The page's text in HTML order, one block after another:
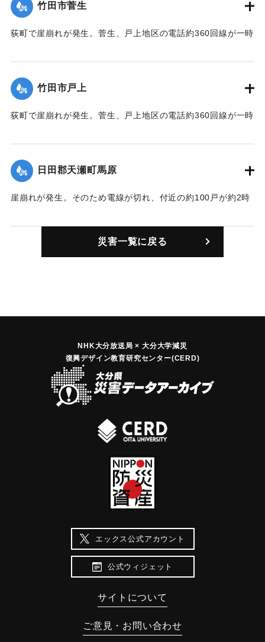
竹田市菅生
荻町で崖崩れが発生。菅生、戸上地区の電話約360回線が一時
竹田市戸上
荻町で崖崩れが発生。菅生、戸上地区の電話約360回線が一時
日田郡天瀬町馬原
崖崩れが発生。そのため電線が切れ、付近の約100戸が約2時
災害一覧に戻る
NHK大分放送局 × 大分大学減災
復興デザイン教育研究センター(CERD)
エックス公式アカウント
公式ウィジェット
サイトについて
ご意見・お問い合わせ